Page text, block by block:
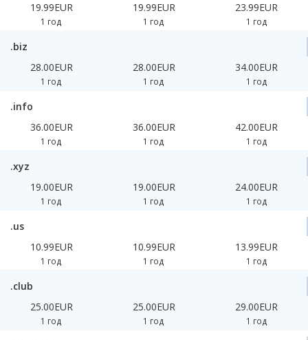
19.99EUR
1 год
19.99EUR
1 год
23.99EUR
1 год
.biz
28.00EUR
1 год
28.00EUR
1 год
34.00EUR
1 год
.info
36.00EUR
1 год
36.00EUR
1 год
42.00EUR
1 год
.xyz
19.00EUR
1 год
19.00EUR
1 год
24.00EUR
1 год
.us
10.99EUR
1 год
10.99EUR
1 год
13.99EUR
1 год
.club
25.00EUR
1 год
25.00EUR
1 год
29.00EUR
1 год